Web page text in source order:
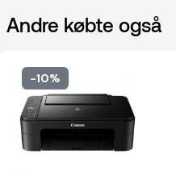
Andre købte også
-10%